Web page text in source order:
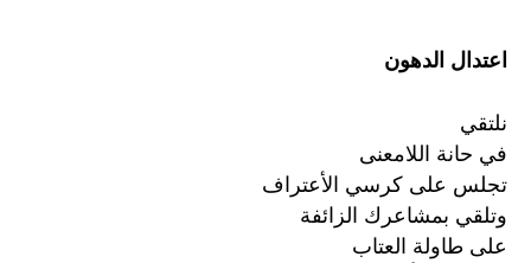
اعتدال الدهون
نلتقي
في حانة اللامعنى
تجلس على كرسي الأعتراف
وتلقي بمشاعرك الزائفة
على طاولة العتاب